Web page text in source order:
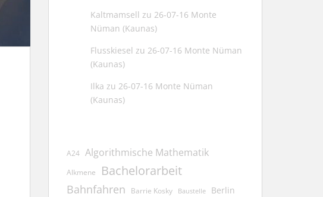
Kaltmamsell zu 26-07-16 Monte
Nüman (Kaunas)
Flusskiesel zu 26-07-16 Monte Nüman
(Kaunas)
Ilka zu 26-07-16 Monte Nüman
(Kaunas)
A24 Algorithmische Mathematik
Alkmene Bachelorarbeit
Bahnfahren Barrie Kosky Baustelle Berlin